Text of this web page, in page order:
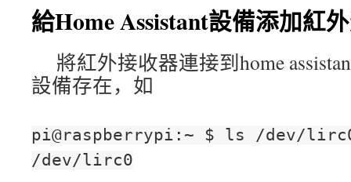
給Home Assistant設備添加紅
將紅外接收器連接到home
設備存在，如
pi@raspberrypi:~ $ ls /dev/
/dev/lirc0